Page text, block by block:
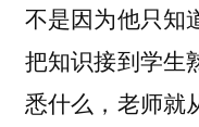
不是因为他只知
把知识接到学生
悉什么，老师就